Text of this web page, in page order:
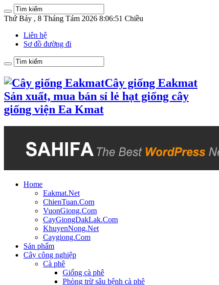
Thứ Bảy , 8 Tháng Tám 2026 8:06:51 Chiều
Liên hệ
Sơ đồ đường đi
Cây giống Eakmat
Sản xuất, mua bán sỉ lẻ hạt giống cây
giống viện Ea Kmat
Home
Eakmat.Net
ChienTuan.Com
VuonGiong.Com
CayGiongDakLak.Com
KhuyenNong.Net
Caygiong.Com
Sản phẩm
Cây công nghiệp
Cà phê
Giống cà phê
Phòng trừ sâu bệnh cà phê